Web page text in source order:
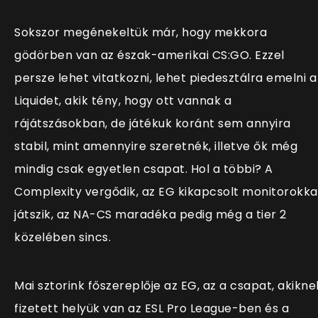
Sokszor megénekeltük már, hogy mekkora
gödörben van az észak-amerikai CS:GO. Ezzel
persze lehet vitatkozni, lehet piedesztálra emelni a
Liquidet, akik tény, hogy ott vannak a
rájátszásokban, de játékuk koránt sem annyira
stabil, mint amennyire szeretnék, illetve ők még
mindig csak egyetlen csapat. Hol a többi? A
Complexity vergődik, az EG kikapcsolt
játszik, az NA-CS maradéka pedig még a tier 2
közelében sincs.
Mai sztorink főszereplője az EG, az a csapat,
fizetett helyük van az ESL Pro League-ben és a